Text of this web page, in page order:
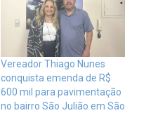
Vereador Thiago Nunes
conquista emenda de R$
600 mil para pavimentação
no bairro São Julião em São